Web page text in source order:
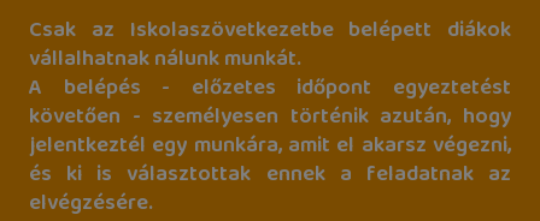
Csak az Iskolaszövetkezetbe belépett diákok
vállalhatnak nálunk munkát.
A belépés - előzetes időpont egyeztetést
követően - személyesen történik azután, hogy
jelentkeztél egy munkára, amit el akarsz végezni,
és ki is választottak ennek a feladatnak az
elvégzésére.